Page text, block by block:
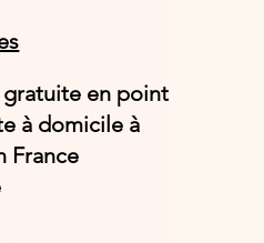
gratuite en point
à domicile à
France